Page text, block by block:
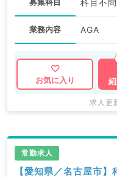
科目不問
業務内容 AGA
お気に入り
求人
常勤求人
【愛知県／名古屋市